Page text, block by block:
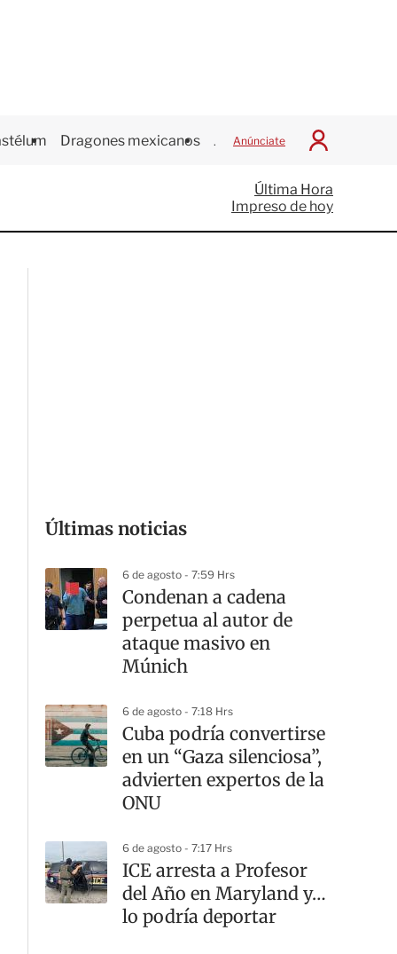
Dragones mexicanos Juegos Centroamericanos
Anúnciate
I
c
i
a
Última Hora
Impreso de hoy
Últimas noticias
6 de agosto - 7:59 Hrs
Condenan a cadena
perpetua al autor de
ataque masivo en
Múnich
6 de agosto - 7:18 Hrs
Cuba podría convertirse
en un “Gaza silenciosa”,
advierten expertos de la
ONU
6 de agosto - 7:17 Hrs
ICE arresta a Profesor
del Año en Maryland y…
lo podría deportar